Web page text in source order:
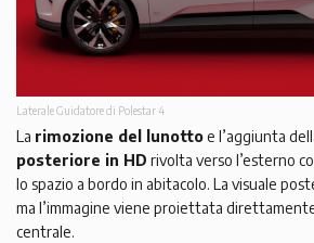
Laterale Guidatore di Polestar 4
La rimozione del lunottoe l’aggiunta
posteriore in HD rivolta verso l’esterno
lo spazio a bordo in abitacolo. La visuale
ma l’immagine viene proiettata
centrale.